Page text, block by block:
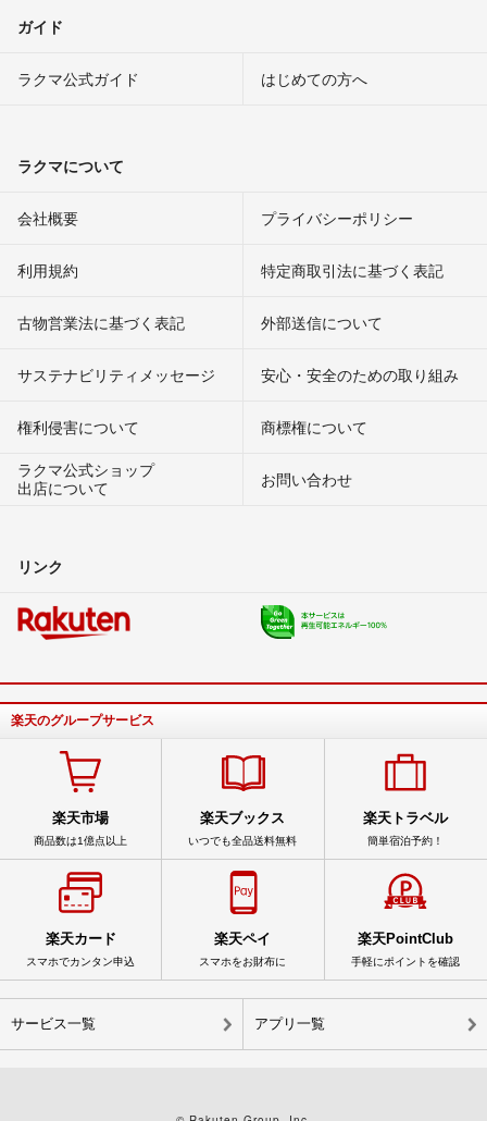
ガイド
ラクマ公式ガイド はじめての方へ
ラクマについて
会社概要 プライバシーポリシー
利用規約 特定商取引法に基づく表記
古物営業法に基づく表記 外部送信について
サステナビリティメッセージ 安心・安全のための取り組み
権利侵害について
商標権について
ラクマ公式ショップ
出店について
お問い合わせ
リンク
楽天のグループサービス
楽天市場
商品数は1億点以上
楽天ブックス
いつでも全品送料無料
楽天トラベル
簡単宿泊予約！
楽天カード
スマホでカンタン申込
楽天ペイ
スマホをお財布に
楽天PointClub
手軽にポイントを確認
サービス一覧 アプリ一覧